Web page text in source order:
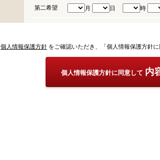
第二希望 月 日 時
個人情報保護方針 をご確認いただき、「個人情報保護方針
個人情報保護方針に同意して 内